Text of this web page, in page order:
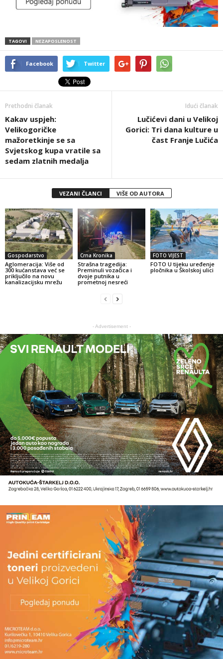
TAGOVI NEZAPOSLENOST
Facebook Twitter
Prethodni članak
Kakav uspjeh:
Velikogoričke
mažoretkinje se sa
Svjetskog kupa vratile sa
sedam zlatnih medalja
Idući članak
Lučićevi dani u Velikoj
Gorici: Tri dana kulture u
čast Franje Lučića
VEZANI ČLANCI VIŠE OD AUTORA
Gospodarstvo
Aglomeracija: Više od
300 kućanstava već se
priključilo na novu
kanalizacijsku mrežu
Crna Kronika
Strašna tragedija:
Preminuli vozačica i
dvoje putnika u
prometnoj nesreći
FOTO VIJEST
FOTO U tijeku uređenje
pločnika u Školskoj ulici
- Advertisement -